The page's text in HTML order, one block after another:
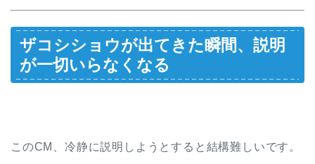
ザコシショウが出てきた瞬間、説明
が一切いらなくなる
このCM、冷静に説明しようとすると結構難しいです。